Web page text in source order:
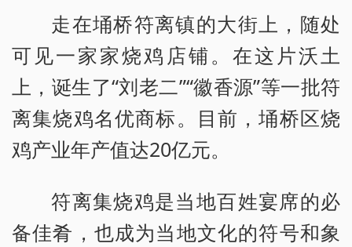
走在埇桥符离镇的大街上，随处
可见一家家烧鸡店铺。在这片沃土
上，诞生了“刘老二”“徽香源”等一批符
离集烧鸡名优商标。目前，埇桥区烧
鸡产业年产值达20亿元。
符离集烧鸡是当地百姓宴席的必
备佳肴，也成为当地文化的符号和象